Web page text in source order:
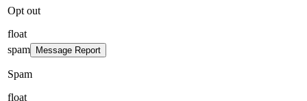
Opt out
float
spam
Message Report
Spam
float